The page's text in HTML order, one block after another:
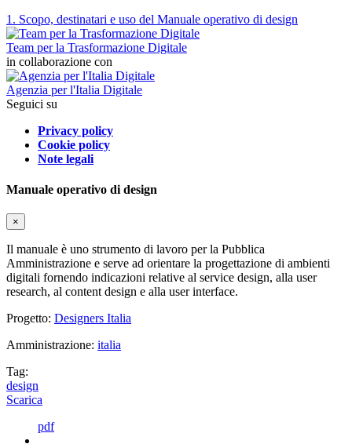
1. Scopo, destinatari e uso del Manuale operativo di design
Team per la Trasformazione Digitale
in collaborazione con
Agenzia per l'Italia Digitale
Seguici su
Privacy policy
Cookie policy
Note legali
Manuale operativo di design
×
Il manuale è uno strumento di lavoro per la Pubblica
Amministrazione e serve ad orientare la progettazione di ambienti
digitali fornendo indicazioni relative al service design, alla user
research, al content design e alla user interface.
Progetto: Designers Italia
Amministrazione: italia
Tag:
design
Scarica
pdf